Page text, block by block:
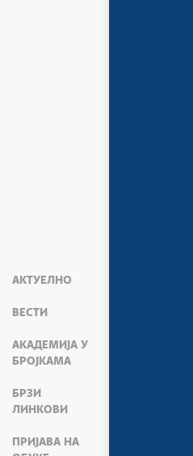
АКТУЕЛНО
ВЕСТИ
АКАДЕМИЈА У
БРОЈКАМА
БРЗИ
ЛИНКОВИ
ПРИЈАВА НА